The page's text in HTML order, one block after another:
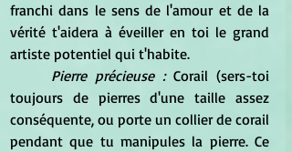
franchi dans le sens de l'amour et de la
vérité t'aidera à éveiller en toi le grand
artiste potentiel qui t'habite.
Pierre précieuse : Corail (sers-toi
toujours de pierres d'une taille assez
conséquente, ou porte un collier de corail
pendant que tu manipules la pierre. Ce